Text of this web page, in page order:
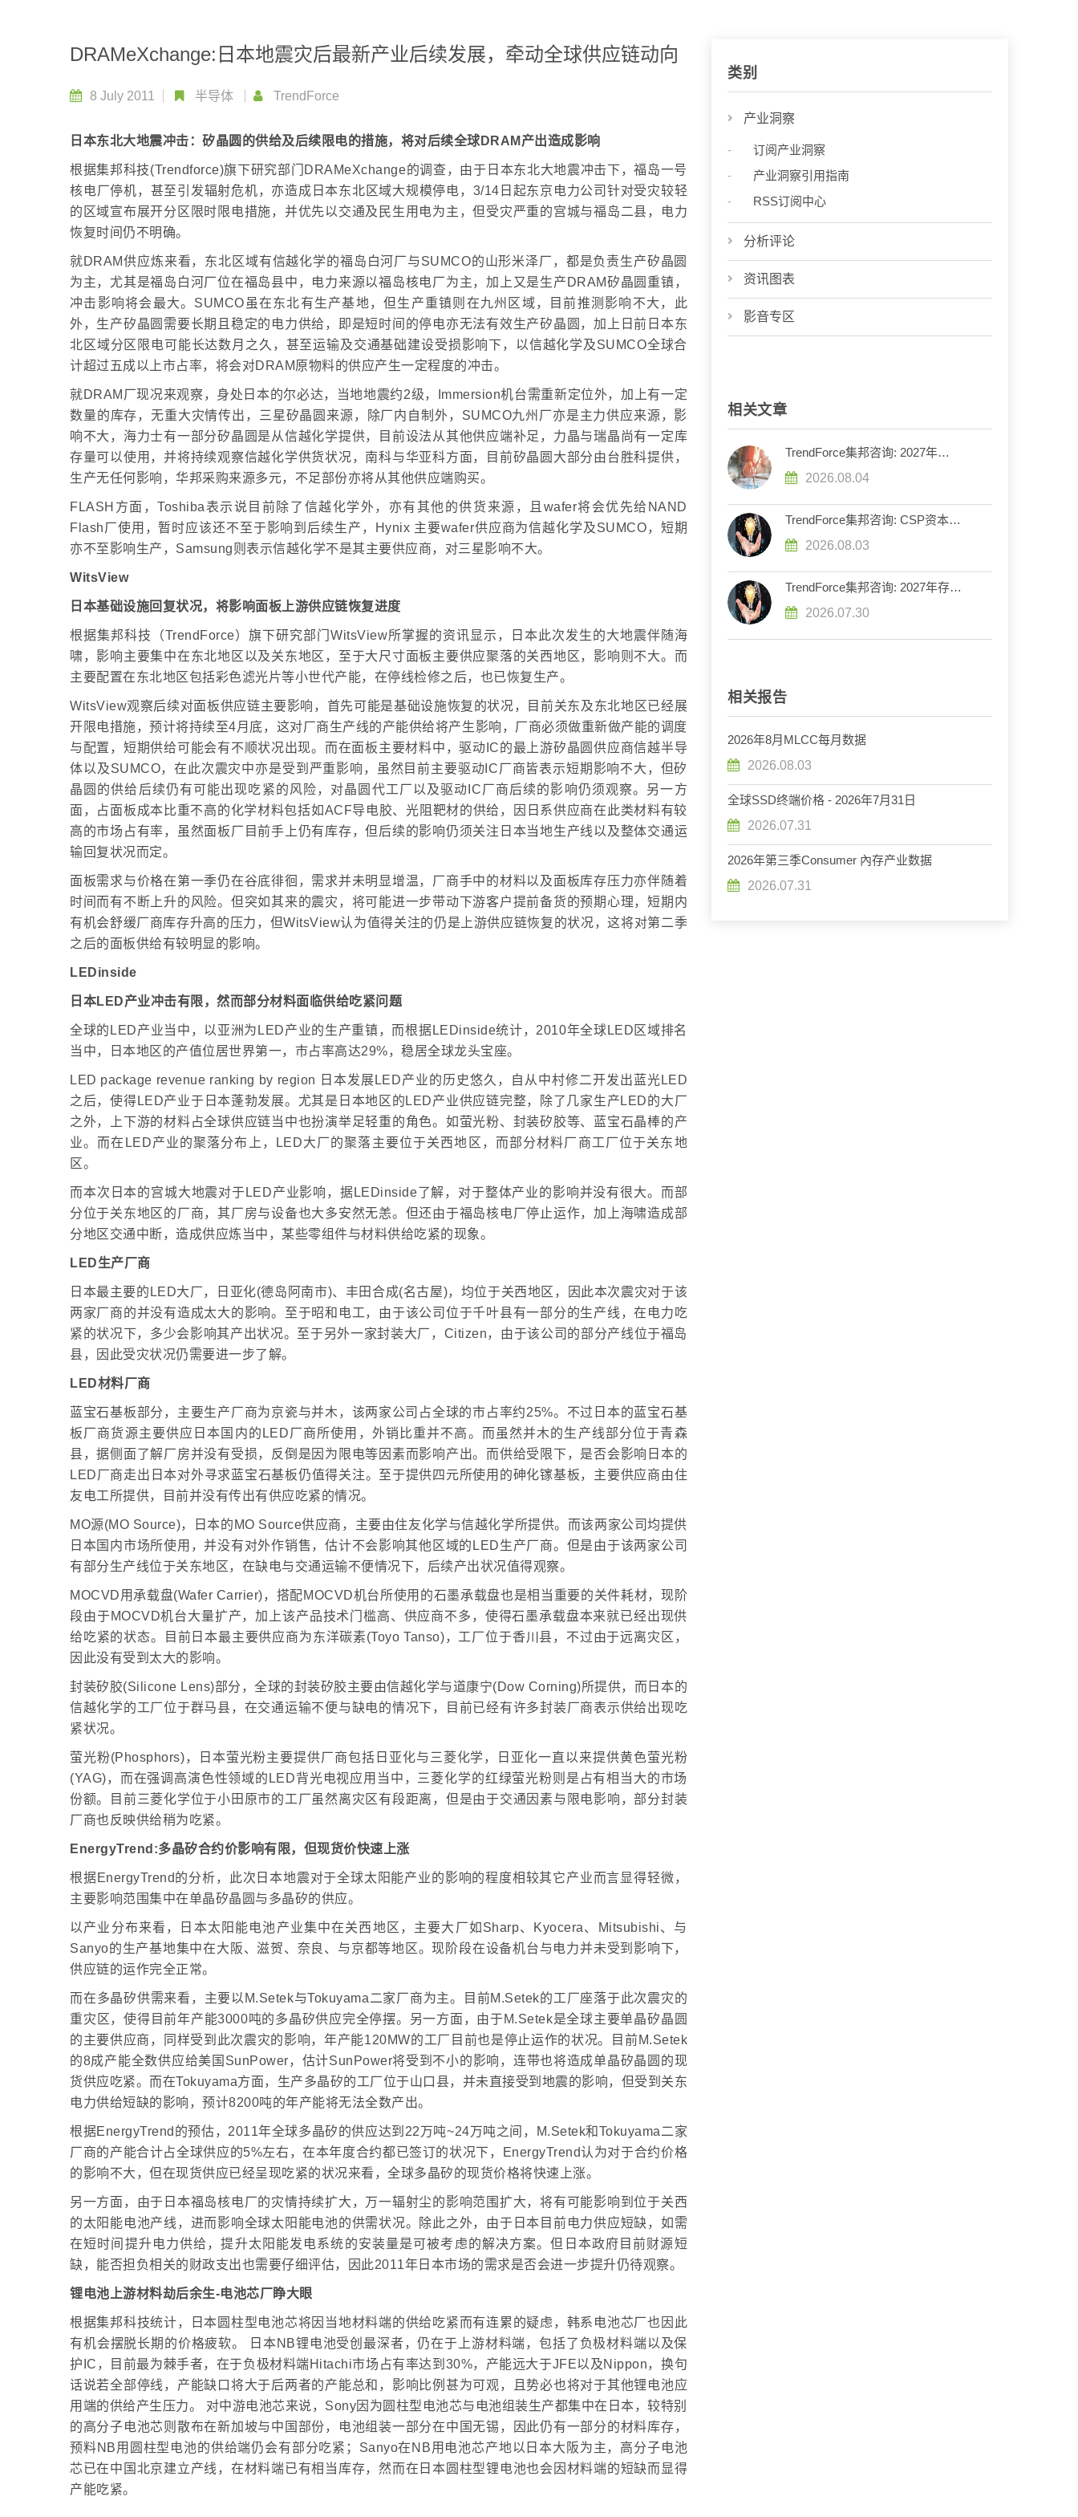
DRAMeXchange:日本地震灾后最新产业后续发展，牵动全球供应链动向
8 July 2011 半导体 TrendForce
日本东北大地震冲击：矽晶圆的供给及后续限电的措施，将对后续全球DRAM产出造成影响
根据集邦科技(Trendforce)旗下研究部门DRAMeXchange的调查，由于日本东北大地震冲击下，福岛一号
核电厂停机，甚至引发辐射危机，亦造成日本东北区域大规模停电，3/14日起东京电力公司针对受灾较轻
的区域宣布展开分区限时限电措施，并优先以交通及民生用电为主，但受灾严重的宫城与福岛二县，电力
恢复时间仍不明确。
就DRAM供应炼来看，东北区域有信越化学的福岛白河厂与SUMCO的山形米泽厂，都是负责生产矽晶圆
为主，尤其是福岛白河厂位在福岛县中，电力来源以福岛核电厂为主，加上又是生产DRAM矽晶圆重镇，
冲击影响将会最大。SUMCO虽在东北有生产基地，但生产重镇则在九州区域，目前推测影响不大，此
外，生产矽晶圆需要长期且稳定的电力供给，即是短时间的停电亦无法有效生产矽晶圆，加上日前日本东
北区域分区限电可能长达数月之久，甚至运输及交通基础建设受损影响下，以信越化学及SUMCO全球合
计超过五成以上市占率，将会对DRAM原物料的供应产生一定程度的冲击。
就DRAM厂现况来观察，身处日本的尔必达，当地地震约2级，Immersion机台需重新定位外，加上有一定
数量的库存，无重大灾情传出，三星矽晶圆来源，除厂内自制外，SUMCO九州厂亦是主力供应来源，影
响不大，海力士有一部分矽晶圆是从信越化学提供，目前设法从其他供应端补足，力晶与瑞晶尚有一定库
存量可以使用，并将持续观察信越化学供货状况，南科与华亚科方面，目前矽晶圆大部分由台胜科提供，
生产无任何影响，华邦采购来源多元，不足部份亦将从其他供应端购买。
FLASH方面，Toshiba表示说目前除了信越化学外，亦有其他的供货来源，且wafer将会优先给NAND
Flash厂使用，暂时应该还不至于影响到后续生产，Hynix 主要wafer供应商为信越化学及SUMCO，短期
亦不至影响生产，Samsung则表示信越化学不是其主要供应商，对三星影响不大。
WitsView
日本基础设施回复状况，将影响面板上游供应链恢复进度
根据集邦科技（TrendForce）旗下研究部门WitsView所掌握的资讯显示，日本此次发生的大地震伴随海
啸，影响主要集中在东北地区以及关东地区，至于大尺寸面板主要供应聚落的关西地区，影响则不大。而
主要配置在东北地区包括彩色滤光片等小世代产能，在停线检修之后，也已恢复生产。
WitsView观察后续对面板供应链主要影响，首先可能是基础设施恢复的状况，目前关东及东北地区已经展
开限电措施，预计将持续至4月底，这对厂商生产线的产能供给将产生影响，厂商必须做重新做产能的调度
与配置，短期供给可能会有不顺状况出现。而在面板主要材料中，驱动IC的最上游矽晶圆供应商信越半导
体以及SUMCO，在此次震灾中亦是受到严重影响，虽然目前主要驱动IC厂商皆表示短期影响不大，但矽
晶圆的供给后续仍有可能出现吃紧的风险，对晶圆代工厂以及驱动IC厂商后续的影响仍须观察。另一方
面，占面板成本比重不高的化学材料包括如ACF导电胶、光阻靶材的供给，因日系供应商在此类材料有较
高的市场占有率，虽然面板厂目前手上仍有库存，但后续的影响仍须关注日本当地生产线以及整体交通运
输回复状况而定。
面板需求与价格在第一季仍在谷底徘徊，需求并未明显增温，厂商手中的材料以及面板库存压力亦伴随着
时间而有不断上升的风险。但突如其来的震灾，将可能进一步带动下游客户提前备货的预期心理，短期内
有机会舒缓厂商库存升高的压力，但WitsView认为值得关注的仍是上游供应链恢复的状况，这将对第二季
之后的面板供给有较明显的影响。
LEDinside
日本LED产业冲击有限，然而部分材料面临供给吃紧问题
全球的LED产业当中，以亚洲为LED产业的生产重镇，而根据LEDinside统计，2010年全球LED区域排名
当中，日本地区的产值位居世界第一，市占率高达29%，稳居全球龙头宝座。
LED package revenue ranking by region 日本发展LED产业的历史悠久，自从中村修二开发出蓝光LED
之后，使得LED产业于日本蓬勃发展。尤其是日本地区的LED产业供应链完整，除了几家生产LED的大厂
之外，上下游的材料占全球供应链当中也扮演举足轻重的角色。如萤光粉、封装矽胶等、蓝宝石晶棒的产
业。而在LED产业的聚落分布上，LED大厂的聚落主要位于关西地区，而部分材料厂商工厂位于关东地
区。
而本次日本的宫城大地震对于LED产业影响，据LEDinside了解，对于整体产业的影响并没有很大。而部
分位于关东地区的厂商，其厂房与设备也大多安然无恙。但还由于福岛核电厂停止运作，加上海啸造成部
分地区交通中断，造成供应炼当中，某些零组件与材料供给吃紧的现象。
LED生产厂商
日本最主要的LED大厂，日亚化(德岛阿南市)、丰田合成(名古屋)，均位于关西地区，因此本次震灾对于该
两家厂商的并没有造成太大的影响。至于昭和电工，由于该公司位于千叶县有一部分的生产线，在电力吃
紧的状况下，多少会影响其产出状况。至于另外一家封装大厂，Citizen，由于该公司的部分产线位于福岛
县，因此受灾状况仍需要进一步了解。
LED材料厂商
蓝宝石基板部分，主要生产厂商为京瓷与并木，该两家公司占全球的市占率约25%。不过日本的蓝宝石基
板厂商货源主要供应日本国内的LED厂商所使用，外销比重并不高。而虽然并木的生产线部分位于青森
县，据侧面了解厂房并没有受损，反倒是因为限电等因素而影响产出。而供给受限下，是否会影响日本的
LED厂商走出日本对外寻求蓝宝石基板仍值得关注。至于提供四元所使用的砷化镓基板，主要供应商由住
友电工所提供，目前并没有传出有供应吃紧的情况。
MO源(MO Source)，日本的MO Source供应商，主要由住友化学与信越化学所提供。而该两家公司均提供
日本国内市场所使用，并没有对外作销售，估计不会影响其他区域的LED生产厂商。但是由于该两家公司
有部分生产线位于关东地区，在缺电与交通运输不便情况下，后续产出状况值得观察。
MOCVD用承载盘(Wafer Carrier)，搭配MOCVD机台所使用的石墨承载盘也是相当重要的关件耗材，现阶
段由于MOCVD机台大量扩产，加上该产品技术门槛高、供应商不多，使得石墨承载盘本来就已经出现供
给吃紧的状态。目前日本最主要供应商为东洋碳素(Toyo Tanso)，工厂位于香川县，不过由于远离灾区，
因此没有受到太大的影响。
封装矽胶(Silicone Lens)部分，全球的封装矽胶主要由信越化学与道康宁(Dow Corning)所提供，而日本的
信越化学的工厂位于群马县，在交通运输不便与缺电的情况下，目前已经有许多封装厂商表示供给出现吃
紧状况。
萤光粉(Phosphors)，日本萤光粉主要提供厂商包括日亚化与三菱化学，日亚化一直以来提供黄色萤光粉
(YAG)，而在强调高演色性领域的LED背光电视应用当中，三菱化学的红绿萤光粉则是占有相当大的市场
份额。目前三菱化学位于小田原市的工厂虽然离灾区有段距离，但是由于交通因素与限电影响，部分封装
厂商也反映供给稍为吃紧。
EnergyTrend:多晶矽合约价影响有限，但现货价快速上涨
根据EnergyTrend的分析，此次日本地震对于全球太阳能产业的影响的程度相较其它产业而言显得轻微，
主要影响范围集中在单晶矽晶圆与多晶矽的供应。
以产业分布来看，日本太阳能电池产业集中在关西地区，主要大厂如Sharp、Kyocera、Mitsubishi、与
Sanyo的生产基地集中在大阪、滋贺、奈良、与京都等地区。现阶段在设备机台与电力并未受到影响下，
供应链的运作完全正常。
而在多晶矽供需来看，主要以M.Setek与Tokuyama二家厂商为主。目前M.Setek的工厂座落于此次震灾的
重灾区，使得目前年产能3000吨的多晶矽供应完全停摆。另一方面，由于M.Setek是全球主要单晶矽晶圆
的主要供应商，同样受到此次震灾的影响，年产能120MW的工厂目前也是停止运作的状况。目前M.Setek
的8成产能全数供应给美国SunPower，估计SunPower将受到不小的影响，连带也将造成单晶矽晶圆的现
货供应吃紧。而在Tokuyama方面，生产多晶矽的工厂位于山口县，并未直接受到地震的影响，但受到关东
电力供给短缺的影响，预计8200吨的年产能将无法全数产出。
根据EnergyTrend的预估，2011年全球多晶矽的供应达到22万吨~24万吨之间，M.Setek和Tokuyama二家
厂商的产能合计占全球供应的5%左右，在本年度合约都已签订的状况下，EnergyTrend认为对于合约价格
的影响不大，但在现货供应已经呈现吃紧的状况来看，全球多晶矽的现货价格将快速上涨。
另一方面，由于日本福岛核电厂的灾情持续扩大，万一辐射尘的影响范围扩大，将有可能影响到位于关西
的太阳能电池产线，进而影响全球太阳能电池的供需状况。除此之外，由于日本目前电力供应短缺，如需
在短时间提升电力供给，提升太阳能发电系统的安装量是可被考虑的解决方案。但日本政府目前财源短
缺，能否担负相关的财政支出也需要仔细评估，因此2011年日本市场的需求是否会进一步提升仍待观察。
锂电池上游材料劫后余生-电池芯厂睁大眼
根据集邦科技统计，日本圆柱型电池芯将因当地材料端的供给吃紧而有连累的疑虑，韩系电池芯厂也因此
有机会摆脱长期的价格疲软。 日本NB锂电池受创最深者，仍在于上游材料端，包括了负极材料端以及保
护IC，目前最为棘手者，在于负极材料端Hitachi市场占有率达到30%，产能远大于JFE以及Nippon，换句
话说若全部停线，产能缺口将大于后两者的产能总和，影响比例甚为可观，且势必也将对于其他锂电池应
用端的供给产生压力。 对中游电池芯来说，Sony因为圆柱型电池芯与电池组装生产都集中在日本，较特别
的高分子电池芯则散布在新加坡与中国部份，电池组装一部分在中国无锡，因此仍有一部分的材料库存，
预料NB用圆柱型电池的供给端仍会有部分吃紧；Sanyo在NB用电池芯产地以日本大阪为主，高分子电池
芯已在中国北京建立产线，在材料端已有相当库存，然而在日本圆柱型锂电池也会因材料端的短缺而显得
产能吃紧。
类别
产业洞察
订阅产业洞察
产业洞察引用指南
RSS订阅中心
分析评论
资讯图表
影音专区
相关文章
TrendForce集邦咨询: 2027年
下调Rubin Ultra HBM配置
2026.08.04
TrendForce集邦咨询: CSP资本支
出货量增幅上调至近31%
2026.08.03
TrendForce集邦咨询: 2027年存储
紧缺、NAND Flash转趋宽松
2026.07.30
相关报告
2026年8月MLCC每月数据
2026.08.03
全球SSD终端价格 - 2026年7月31日
2026.07.31
2026年第三季Consumer 內存产业数据
2026.07.31